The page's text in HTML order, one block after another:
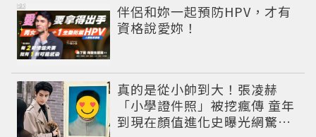
伴侶和妳一起預防HPV，才有
資格說愛妳！
PR
真的是從小帥到大！張凌赫
「小學證件照」被挖瘋傳 童年
到現在顏值進化史曝光網驚：